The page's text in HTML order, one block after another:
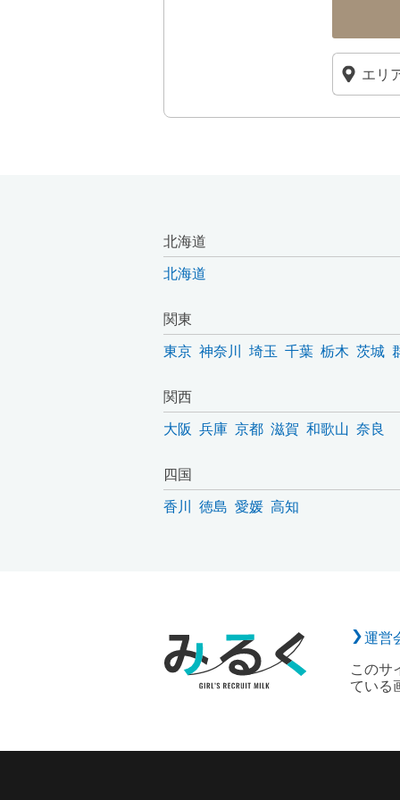
北海道
北海道
関東
東京 神奈川 埼玉 千葉 栃木 茨城
関西
大阪 兵庫 京都 滋賀 和歌山 奈良
四国
香川 徳島 愛媛 高知
運営
このサ
ている